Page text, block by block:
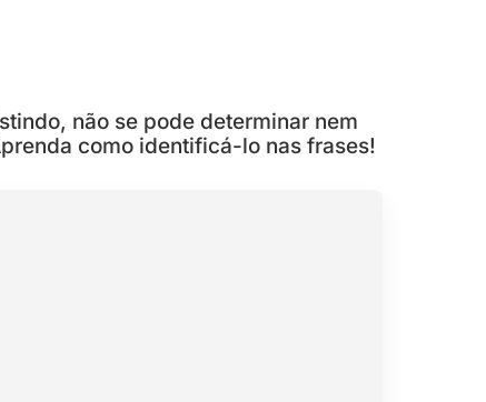
não se pode determinar nem
como identificá-lo nas frases!